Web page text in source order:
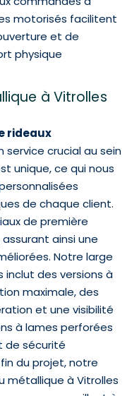
motorisés facilitent
et de
physique
à Vitrolles
rideaux
service crucial au sein
unique, ce qui nous
de chaque client.
de première
ainsi une
Notre large
des versions à
maximale, des
et une visibilité
à lames perforées
de sécurité
du projet, notre
métallique à Vitrolles